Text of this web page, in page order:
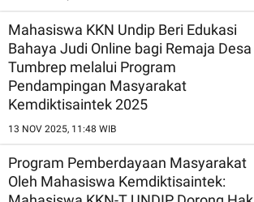
Mahasiswa KKN Undip Beri Edukasi
Bahaya Judi Online bagi Remaja Desa
Tumbrep melalui Program
Pendampingan Masyarakat
Kemdiktisaintek 2025
13 NOV 2025, 11:48 WIB
Program Pemberdayaan Masyarakat
Oleh Mahasiswa Kemdiktisaintek: